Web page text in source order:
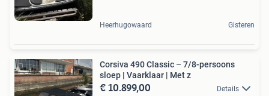
Heerhugowaard Gisteren
Corsiva 490 Classic – 7/8-persoons
sloep | Vaarklaar | Met z
€ 10.899,00 Details